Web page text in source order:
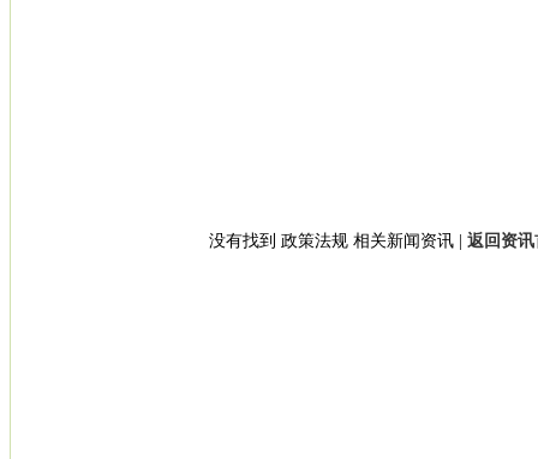
没有找到 政策法规 相关新闻资讯 | 返回资讯